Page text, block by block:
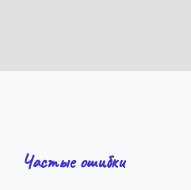
Частые ошибки